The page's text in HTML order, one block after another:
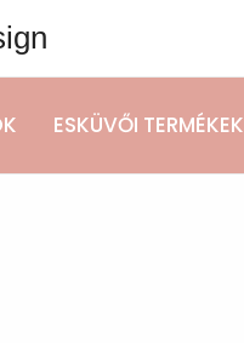
ESKÜVŐI TERMÉKEK